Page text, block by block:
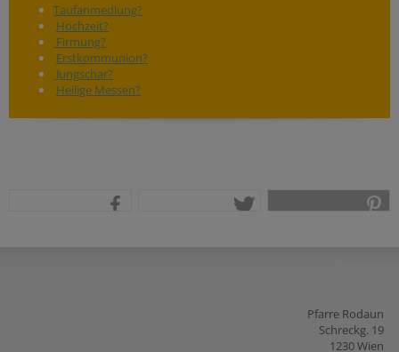
Taufanmedlung?
Hochzeit?
Firmung?
Erstkommunion?
Jungschar?
Heilige Messen?
Pfarre Rodaun
Schreckg. 19
1230 Wien